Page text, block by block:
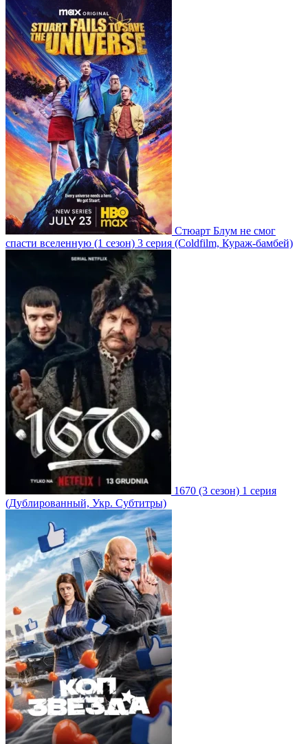
Стюарт Блум не смог
спасти вселенную (1 сезон) 3 серия (Coldfilm, Кураж-бамбей)
1670 (3 сезон) 1 серия
(Дублированный, Укр. Субтитры)